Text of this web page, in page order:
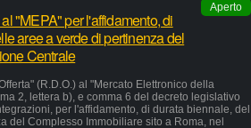
Aperto
"MEPA" per l'affidamento, di
aree a verde di pertinenza del
Centrale
(R.D.O.) al "Mercato Elettronico della
2, lettera b), e comma 6 del decreto legislativo
per l'affidamento, di durata biennale, del
del Complesso Immobiliare sito a Roma, nel